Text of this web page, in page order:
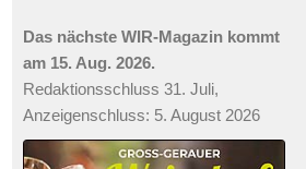
Das nächste WIR-Magazin kommt
am 15. Aug. 2026.
Redaktionsschluss 31. Juli,
Anzeigenschluss: 5. August 2026